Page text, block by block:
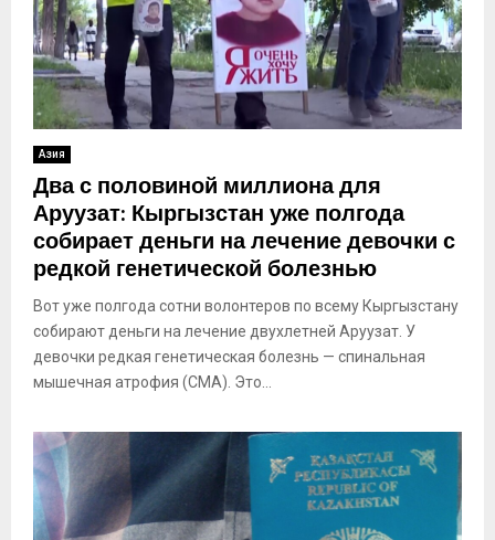
Азия
Два с половиной миллиона для
Аруузат: Кыргызстан уже полгода
собирает деньги на лечение девочки с
редкой генетической болезнью
Вот уже полгода сотни волонтеров по всему Кыргызстану
собирают деньги на лечение двухлетней Аруузат. У
девочки редкая генетическая болезнь — спинальная
мышечная атрофия (СМА). Это...